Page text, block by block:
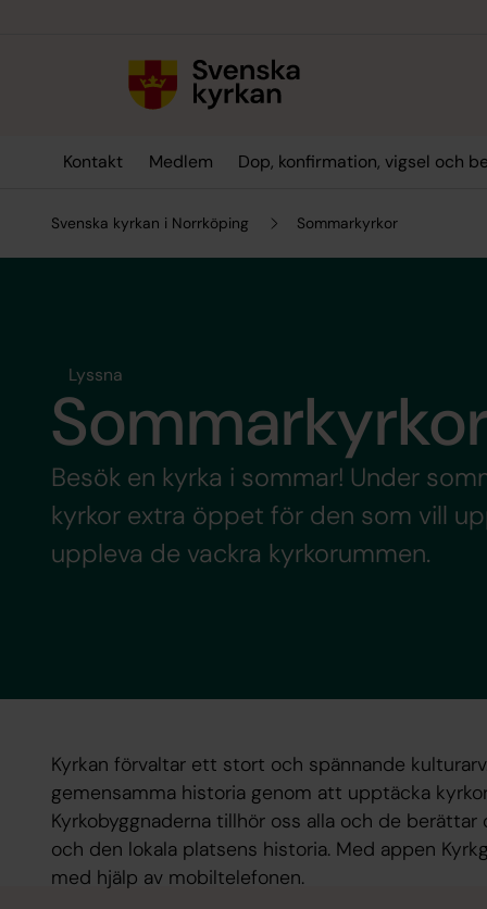
Kontakt Medlem Dop, konfirmation, vigsel och
Svenska kyrkan i Norrköping Sommarkyrkor
Lyssna
Besök en kyrka i sommar! Under
kyrkor extra öppet för den som vill
uppleva de vackra kyrkorummen.
Kyrkan förvaltar ett stort och spännande
gemensamma historia genom att upptäcka
Kyrkobyggnaderna tillhör oss alla och de
och den lokala platsens historia. Med appen
med hjälp av mobiltelefonen.